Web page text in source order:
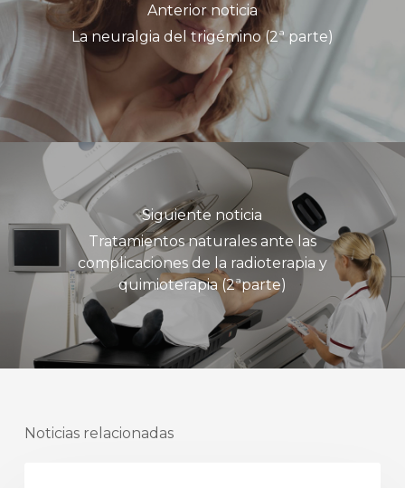
Anterior noticia
La neuralgia del trigémino (2ª parte)
Siguiente noticia
Tratamientos naturales ante las
complicaciones de la radioterapia y
quimioterapia (2ªparte)
Noticias relacionadas